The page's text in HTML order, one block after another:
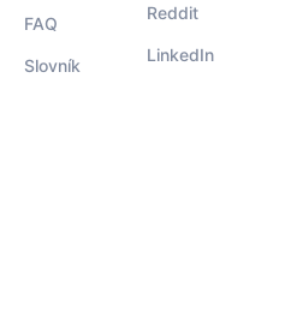
FAQ
Slovník
Reddit
LinkedIn